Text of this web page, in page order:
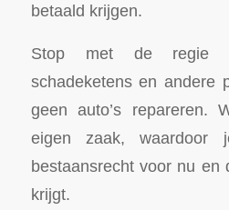
betaald krijgen.
Stop met de regie
schadeketens en andere
geen auto’s repareren.
eigen zaak, waardoor
bestaansrecht voor nu en
krijgt.